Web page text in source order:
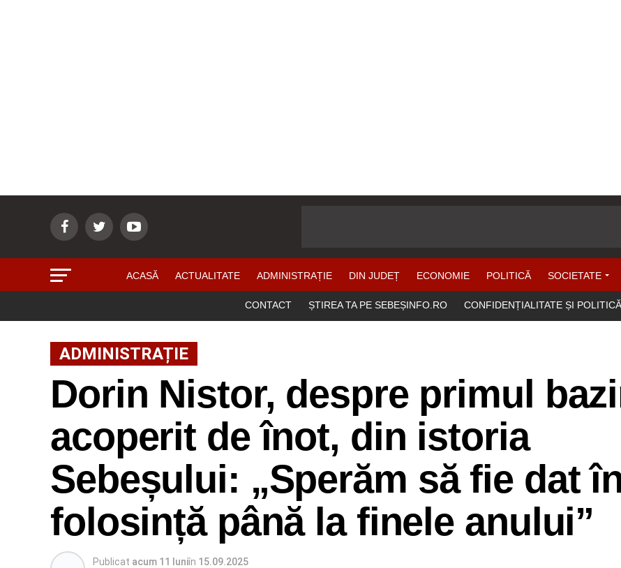
ACASĂ ACTUALITATE ADMINISTRAȚIE DIN JUDEȚ ECONOMIE POLITICĂ SOCIETATE
CONTACT ȘTIREA TA PE SEBEȘINFO.RO CONFIDENȚIALITATE ȘI
ADMINISTRAȚIE
Dorin Nistor, despre primul
acoperit de înot, din istoria
Sebeșului: „Sperăm să fie dat
folosință până la finele anului”
Publicat acum 11 luniîn 15.09.2025